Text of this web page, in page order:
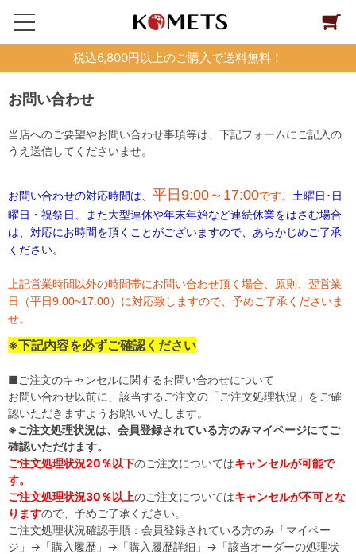
税込6,800円以上のご購入で送料無料！
お問い合わせ
当店へのご要望やお問い合わせ事項等は、下記フォームにご記入の
うえ送信してくださいませ。
お問い合わせの対応時間は、 平日9:00～17:00です。 土曜日･日
曜日・祝祭日、また大型連休や年末年始など連続休業をはさむ場合
は、対応にお時間を頂くことがございますので、あらかじめご了承
ください。
上記営業時間以外の時間帯にお問い合わせ頂く場合、原則、翌営業
日（平日9:00~17:00）に対応致しますので、予めご了承くださいま
せ。
※下記内容を必ずご確認ください
■ご注文のキャンセルに関するお問い合わせについて
お問い合わせ以前に、該当するご注文の「ご注文処理状況」をご確
認いただきますようお願いいたします。
※ご注文処理状況は、会員登録されている方のみマイページにてご
確認いただけます。
ご注文処理状況20％以下のご注文についてはキャンセルが可能で
す。
ご注文処理状況30％以上のご注文についてはキャンセルが不可とな
りますので、予めご了承ください。
ご注文処理状況確認手順：会員登録されている方のみ 「マイペー
ジ」→「購入履歴」→「購入履歴詳細」→「該当オーダーの処理状